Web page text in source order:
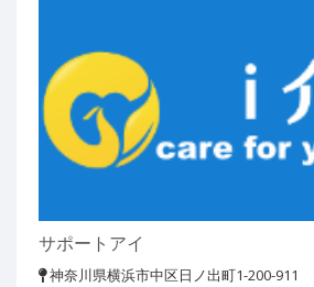
サポートアイ
神奈川県横浜市中区日ノ出町1-200-911